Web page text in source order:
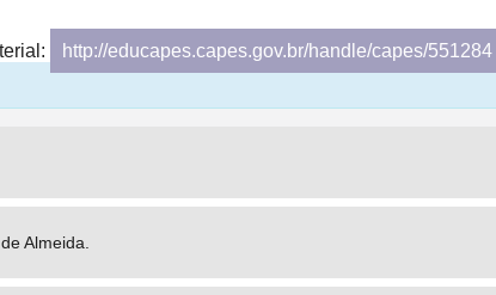
http://educapes.capes.gov.br/handle/capes/551284
Almeida.